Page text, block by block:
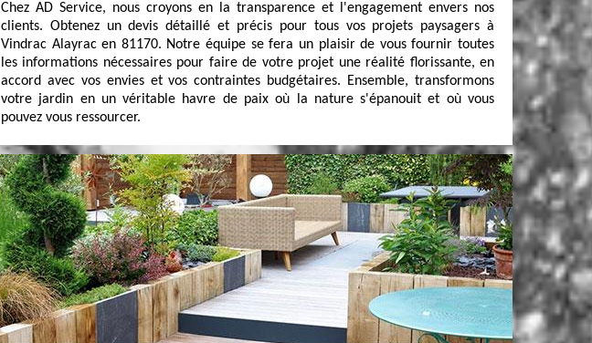
Chez AD Service, nous croyons en la transparence et l'engagement envers nos
clients. Obtenez un devis détaillé et précis pour tous vos projets paysagers à
Vindrac Alayrac en 81170. Notre équipe se fera un plaisir de vous fournir toutes
les informations nécessaires pour faire de votre projet une réalité florissante, en
accord avec vos envies et vos contraintes budgétaires. Ensemble, transformons
votre jardin en un véritable havre de paix où la nature s'épanouit et où vous
pouvez vous ressourcer.